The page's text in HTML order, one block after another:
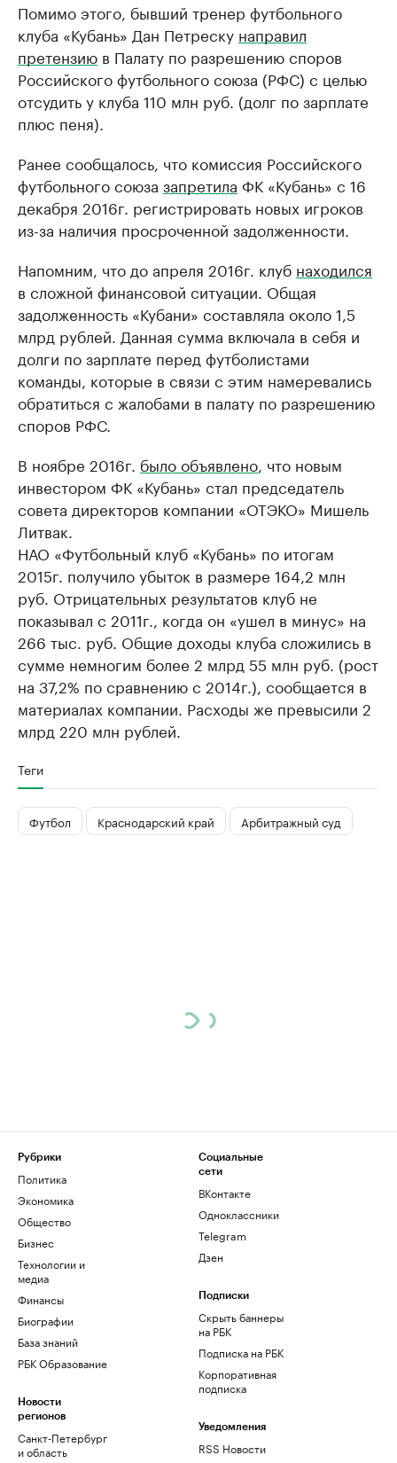
Помимо этого, бывший тренер футбольного
клуба «Кубань» Дан Петреску ​ направил
претензию в Палату по разрешению споров
Российского футбольного союза (РФС) с целью
отсудить у клуба 110 млн руб. (долг по зарплате
плюс пеня).
Ранее сообщалось, что комиссия Российского
футбольного союза запретила ФК «Кубань» с 16
декабря 2016г. регистрировать новых игроков
из-за наличия просроченной задолженности.
Напомним, что до апреля 2016г. клуб находился
в сложной финансовой ситуации. Общая
задолженность «Кубани» составляла около 1,5
млрд рублей. Данная сумма включала в себя и
долги по зарплате перед футболистами
команды, которые в связи с этим намеревались
обратиться с жалобами в палату по разрешению
споров РФС.
В ноябре 2016г. было объявлено, что новым
инвестором ФК «Кубань» стал председатель
совета директоров компании «ОТЭКО» Мишель
Литвак.
НАО «Футбольный клуб «Кубань» по итогам
2015г. получило убыток в размере 164,2 млн
руб. Отрицательных результатов клуб не
показывал с 2011г., когда он «ушел в минус» на
266 тыс. руб. Общие доходы клуба сложились в
сумме немногим более 2 млрд 55 млн руб. (рост
на 37,2% по сравнению с 2014г.), сообщается в
материалах компании. Расходы же превысили 2
млрд 220 млн рублей.
Теги
Футбол Краснодарский край Арбитражный суд
Рубрики
Политика
Экономика
Общество
Бизнес
Технологии и
медиа
Финансы
Биографии
База знаний
РБК Образование
Новости
регионов
Санкт-Петербург
и область
Социальные
сети
ВКонтакте
Одноклассники
Telegram
Дзен
Подписки
Скрыть баннеры
на РБК
Подписка на РБК
Корпоративная
подписка
Уведомления
RSS Новости